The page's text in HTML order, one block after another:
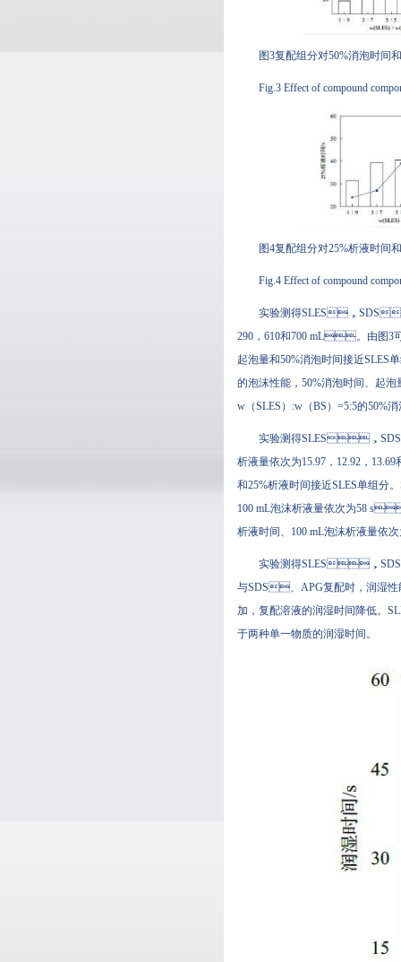
图3复配组分对50%消泡时间
Fig.3 Effect of compound
图4复配组分对25%析液时间
Fig.4 Effect of compound
实验测得SLES，SDS，
290，610和700 mL。由图3可知
起泡量和50%消泡时间接近SLES单
的泡沫性能，50%消泡时间
w（SLES）:w（BS）=5:5的
实验测得SLES，
析液量依次为15.97，12.92，
和25%析液时间接近SLES单组分
100 mL泡沫析液量依次为58
析液时间、100 mL泡沫析液
实验测得SLES，
与SDS、APG复配时，润湿
加，复配溶液的润湿时间降低
于两种单一物质的润湿时间。